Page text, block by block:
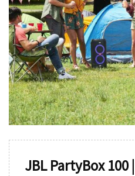
JBL PartyBox 100